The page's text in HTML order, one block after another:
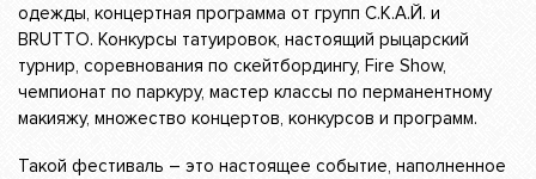
одежды, концертная программа от групп С.К.А.Й. и
BRUTTO. Конкурсы татуировок, настоящий рыцарский
турнир, соревнования по скейтбордингу, Fire Show,
чемпионат по паркуру, мастер классы по перманентному
макияжу, множество концертов, конкурсов и программ.
Такой фестиваль – это настоящее событие, наполненное